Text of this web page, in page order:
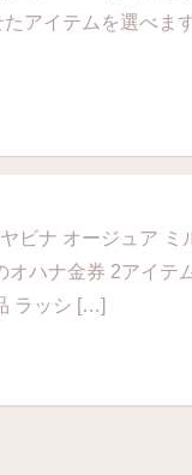
アイテムを選べま
ビナ オージュア ミ
ハナ金券 2アイテ
ラッシ […]